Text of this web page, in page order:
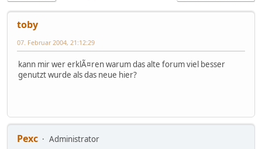
toby
07. Februar 2004, 21:12:29
kann mir wer erklÃ¤ren warum das alte forum viel besser
genutzt wurde als das neue hier?
Pexc
Administrator